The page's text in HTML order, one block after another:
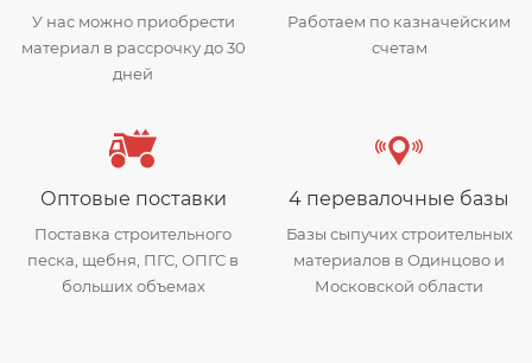
У нас можно приобрести
материал в рассрочку до 30
дней
Работаем по казначейским
счетам
Оптовые поставки
Поставка строительного
песка, щебня, ПГС, ОПГС в
больших объемах
4 перевалочные базы
Базы сыпучих строительных
материалов в Одинцово и
Московской области